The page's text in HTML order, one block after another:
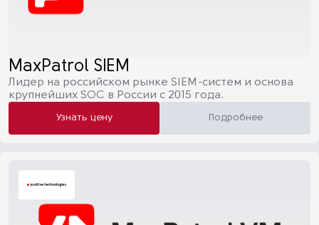
MaxPatrol SIEM
Лидер на российском рынке SIEM-систем и основа
крупнейших SOC в России с 2015 года.
Узнать цену Подробнее